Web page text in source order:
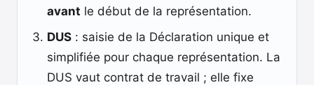
avant le début de la représentation.
DUS : saisie de la Déclaration unique et
simplifiée pour chaque représentation. La
DUS vaut contrat de travail ; elle fixe